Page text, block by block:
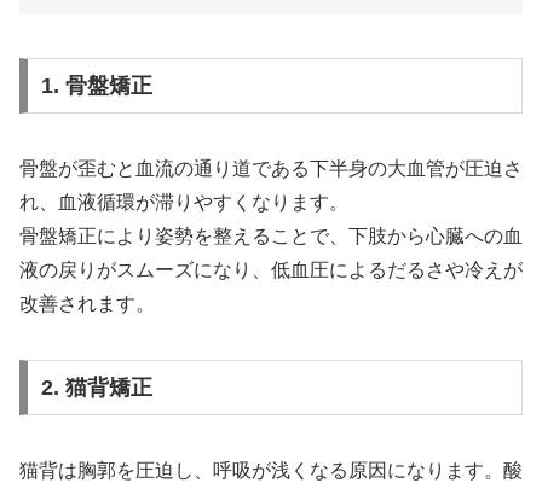
1. 骨盤矯正
骨盤が歪むと血流の通り道である下半身の大血管が圧迫さ
れ、血液循環が滞りやすくなります。
骨盤矯正により姿勢を整えることで、下肢から心臓への血
液の戻りがスムーズになり、低血圧によるだるさや冷えが
改善されます。
2. 猫背矯正
猫背は胸郭を圧迫し、呼吸が浅くなる原因になります。酸